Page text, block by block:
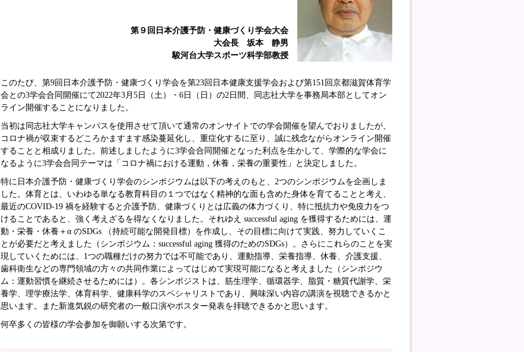
第９回日本介護予防・健康づくり学会大会
大会長 坂本 静男
駿河台大学スポーツ科学部教授
このたび、第9回日本介護予防・健康づくり学会を第23回日本健康支援学会および第151回京都滋賀体育学
会との3学会合同開催にて2022年3月5日（土）・6日（日）の2日間、同志社大学を事務局本部としてオン
ライン開催することになりました。
当初は同志社大学キャンパスを使用させて頂いて通常のオンサイトでの学会開催を望んでおりましたが、
コロナ禍が収束するどころかますます感染蔓延化し、重症化するに至り、誠に残念ながらオンライン開催
することと相成りました。前述しましたように3学会合同開催となった利点を生かして、学際的な学会に
なるように3学会合同テーマは「コロナ禍における運動，休養，栄養の重要性」と決定しました。
特に日本介護予防・健康づくり学会のシンポジウムは以下の考えのもと、2つのシンポジウムを企画しま
した。体育とは、いわゆる単なる教育科目の１つではなく精神的な面も含めた身体を育てることと考え、
最近のCOVID-19 禍を経験すると介護予防、健康づくりとは広義の体力づくり、特に抵抗力や免疫力をつ
けることであると、強く考えざるを得なくなりました。それゆえ successful aging を獲得するためには、運
動・栄養・休養＋α のSDGs （持続可能な開発目標）を作成し、その目標に向けて実践、努力していくこ
とが必要だと考えました（シンポジウム：successful aging 獲得のためのSDGs）。さらにこれらのことを実
現していくためには、1つの職種だけの努力では不可能であり、運動指導、栄養指導、休養、介護支援、
歯科衛生などの専門領域の方々の共同作業によってはじめて実現可能になると考えました（シンポジウ
ム：運動習慣を継続させるためには）。各シンポジストは、筋生理学、循環器学、脂質・糖質代謝学、栄
養学、理学療法学、体育科学、健康科学のスペシャリストであり、興味深い内容の講演を視聴できるかと
思います。また新進気鋭の研究者の一般口演やポスター発表を拝聴できるかと思います。
何卒多くの皆様の学会参加を御願いする次第です。